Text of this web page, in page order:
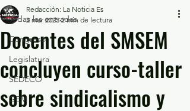
Todas las entradas
Congreso
Legislatura
SEDECO
GEM
Docentes del SMSEM
concluyen curso-taller
sobre sindicalismo y
Redacción: La Noticia Es
2 mar 2025 2 min de lectura